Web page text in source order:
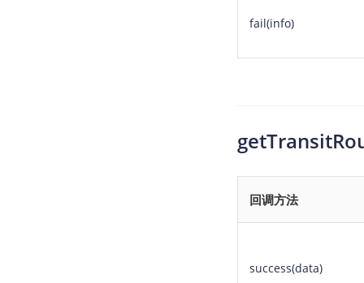
fail(info)
回调方法
success(data)